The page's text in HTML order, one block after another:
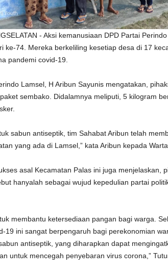
- Aksi kemanusiaan DPD Partai
ke-74. Mereka berkeliling kesetiap desa di 17
pandemi covid-19.
Lamsel, H Aribun Sayunis mengatakan,
sembako. Didalamnya meliputi, 5 kilogram
sabun antiseptik, tim Sahabat Aribun telah
yang ada di Lamsel,” kata Aribun kepada
asal Kecamatan Palas ini juga menjelaskan,
hanyalah sebagai wujud kepedulian partai
membantu ketersediaan pangan bagi warga.
19 ini sangat berpengaruh bagi perekonomian
antiseptik, yang diharapkan dapat
untuk mencegah penyebaran virus corona,”